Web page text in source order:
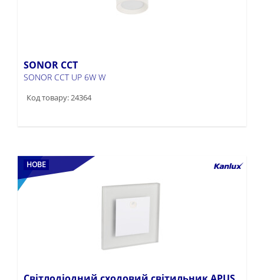
SONOR CCT
SONOR CCT UP 6W W
Код товару: 24364
НОВЕ